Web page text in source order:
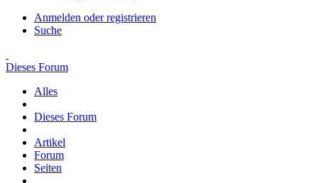
Anmelden oder registrieren
Suche
Dieses Forum
Alles
Dieses Forum
Artikel
Forum
Seiten